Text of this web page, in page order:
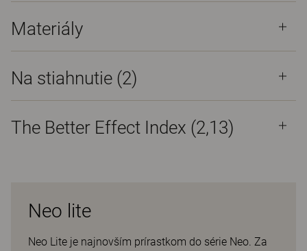
Materiály
Na stiahnutie (2)
The Better Effect Index (2,13)
Neo lite
Neo Lite je najnovším prírastkom do série Neo. Za